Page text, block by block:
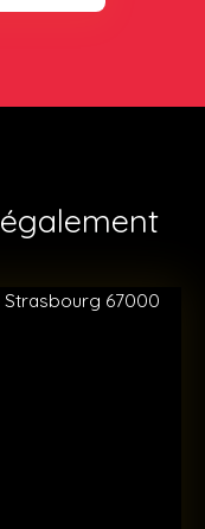
également